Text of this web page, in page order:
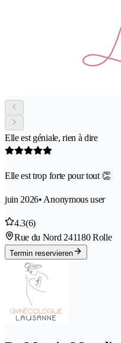
Elle est géniale, rien à dire
Elle est trop forte pour tout 👏
juin 2026• Anonymous user
4.3(6)
Rue du Nord 241180 Rolle
Termin reservieren